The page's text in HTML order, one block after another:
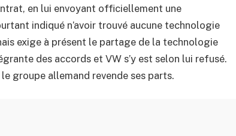
en lui envoyant officiellement une
indiqué n’avoir trouvé aucune technologie
exige à présent le partage de la technologie
des accords et VW s’y est selon lui refusé.
groupe allemand revende ses parts.